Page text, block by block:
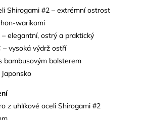
Shirogami #2 – extrémní ostrost
warikomi
elegantní, ostrý a praktický
vysoká výdrž ostří
bambusovým bolsterem
z uhlíkové oceli Shirogami #2